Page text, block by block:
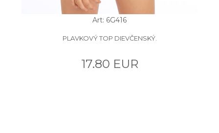
Art: 6G416
PLAVKOVÝ TOP DIEVČENSKÝ.
17.80 EUR